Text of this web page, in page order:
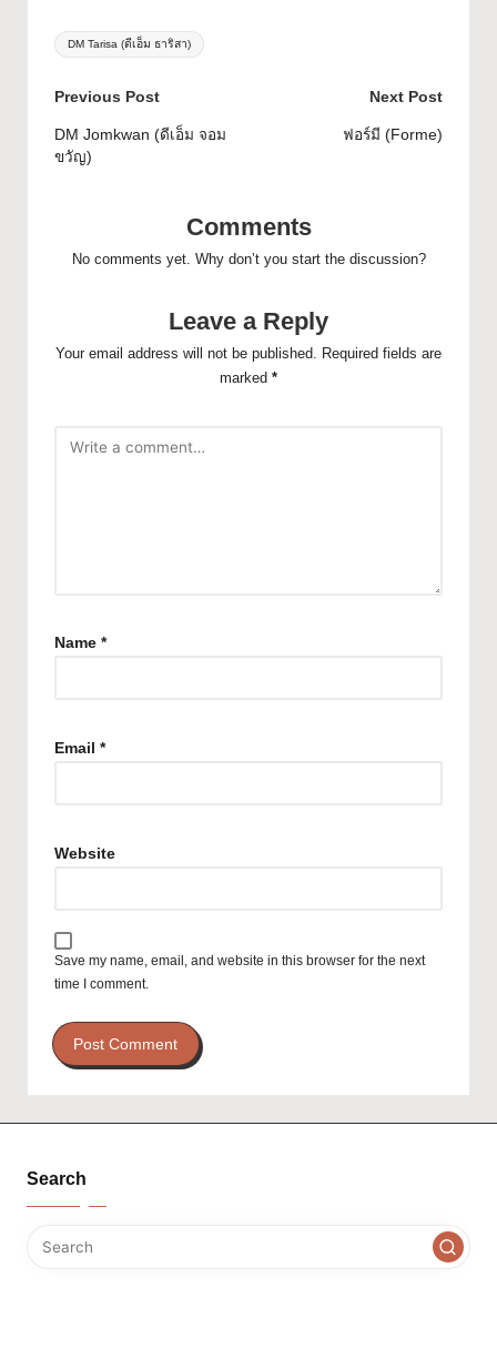
DM Tarisa (ดีเอ็ม ธาริสา)
Previous Post
DM Jomkwan (ดีเอ็ม จอม
ขวัญ)
Next Post
ฟอร์มี (Forme)
Comments
No comments yet. Why don’t you start the discussion?
Leave a Reply
Your email address will not be published. Required fields are
marked *
Name *
Email *
Website
Save my name, email, and website in this browser for the next
time I comment.
Search